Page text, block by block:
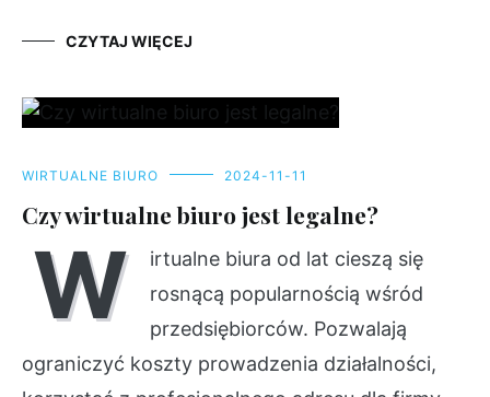
CZYTAJ WIĘCEJ
WIRTUALNE BIURO 2024-11-11
Czy wirtualne biuro jest legalne?
W
irtualne biura od lat cieszą się
rosnącą popularnością wśród
przedsiębiorców. Pozwalają
ograniczyć koszty prowadzenia działalności,